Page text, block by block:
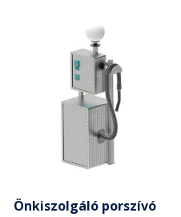
Önkiszolgáló porszívó